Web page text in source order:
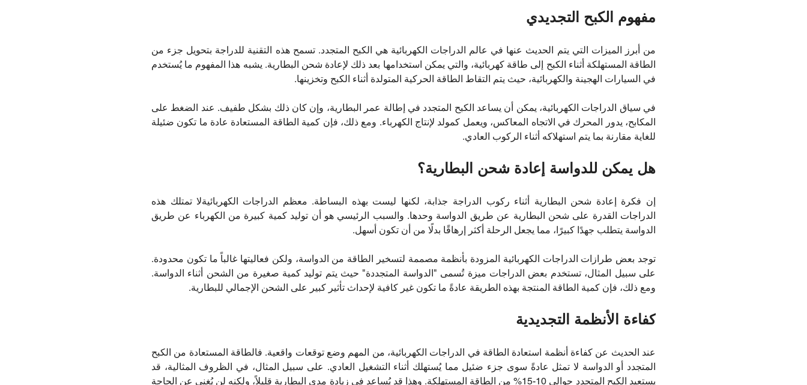
مفهوم الكبح التجديدي
من أبرز الميزات التي يتم الحديث عنها في عالم الدراجات الكهربائية هي الكبح المتجدد. تسمح هذه التقنية للدراجة بتحويل جزء من
الطاقة المستهلكة أثناء الكبح إلى طاقة كهربائية، والتي يمكن استخدامها بعد ذلك لإعادة شحن البطارية. يشبه هذا المفهوم ما يُستخدم
في السيارات الهجينة والكهربائية، حيث يتم التقاط الطاقة الحركية المتولدة أثناء الكبح وتخزينها.
في سياق الدراجات الكهربائية، يمكن أن يساعد الكبح المتجدد في إطالة عمر البطارية، وإن كان ذلك بشكل طفيف. عند الضغط على
المكابح، يدور المحرك في الاتجاه المعاكس، ويعمل كمولد لإنتاج الكهرباء. ومع ذلك، فإن كمية الطاقة المستعادة عادة ما تكون ضئيلة
للغاية مقارنة بما يتم استهلاكه أثناء الركوب العادي.
هل يمكن للدواسة إعادة شحن البطارية؟
إن فكرة إعادة شحن البطارية أثناء ركوب الدراجة جذابة، لكنها ليست بهذه البساطة. معظم الدراجات الكهربائيةلا تمتلك هذه
الدراجات القدرة على شحن البطارية عن طريق الدواسة وحدها. والسبب الرئيسي هو أن توليد كمية كبيرة من الكهرباء عن طريق
الدواسة يتطلب جهدًا كبيرًا، مما يجعل الرحلة أكثر إرهاقًا بدلًا من أن تكون أسهل.
توجد بعض طرازات الدراجات الكهربائية المزودة بأنظمة مصممة لتسخير الطاقة من الدواسة، ولكن فعاليتها غالباً ما تكون محدودة.
على سبيل المثال، تستخدم بعض الدراجات ميزة تُسمى "الدواسة المتجددة" حيث يتم توليد كمية صغيرة من الشحن أثناء الدواسة.
ومع ذلك، فإن كمية الطاقة المنتجة بهذه الطريقة عادةً ما تكون غير كافية لإحداث تأثير كبير على الشحن الإجمالي للبطارية.
كفاءة الأنظمة التجديدية
عند الحديث عن كفاءة أنظمة استعادة الطاقة في الدراجات الكهربائية، من المهم وضع توقعات واقعية. فالطاقة المستعادة من الكبح
المتجدد أو الدواسة لا تمثل عادةً سوى جزء ضئيل مما يُستهلك أثناء التشغيل العادي. على سبيل المثال، في الظروف المثالية، قد
يستعيد الكبح المتجدد حوالي 10-15% من الطاقة المستهلكة. وهذا قد يُساعد في زيادة مدى البطارية قليلاً، ولكنه لن يُغني عن الحاجة